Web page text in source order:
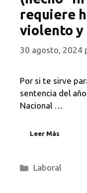
requiere
violento y
30 agosto, 2024
Por si te sirve
sentencia del
Nacional …
Leer Más
Categorías
Laboral